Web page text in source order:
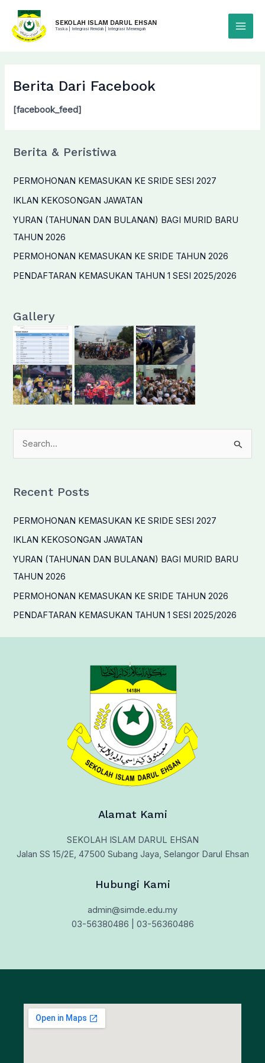
content
SEKOLAH ISLAM DARUL EHSAN
Taska | Integrasi Rendah | Integrasi Menengah
Main
Berita Dari Facebook
[facebook_feed]
Berita & Peristiwa
PERMOHONAN KEMASUKAN KE SRIDE SESI 2027
IKLAN KEKOSONGAN JAWATAN
YURAN (TAHUNAN DAN BULANAN) BAGI MURID BARU
TAHUN 2026
PERMOHONAN KEMASUKAN KE SRIDE TAHUN 2026
PENDAFTARAN KEMASUKAN TAHUN 1 SESI 2025/2026
Gallery
r
h
f
o
r
:
Recent Posts
PERMOHONAN KEMASUKAN KE SRIDE SESI 2027
IKLAN KEKOSONGAN JAWATAN
YURAN (TAHUNAN DAN BULANAN) BAGI MURID BARU
TAHUN 2026
PERMOHONAN KEMASUKAN KE SRIDE TAHUN 2026
PENDAFTARAN KEMASUKAN TAHUN 1 SESI 2025/2026
Alamat Kami
SEKOLAH ISLAM DARUL EHSAN
Jalan SS 15/2E, 47500 Subang Jaya, Selangor Darul Ehsan
Hubungi Kami
admin@simde.edu.my
03-56380486 | 03-56360486